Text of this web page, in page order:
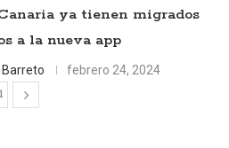
ya tienen migrados
a la nueva app
febrero 24, 2024